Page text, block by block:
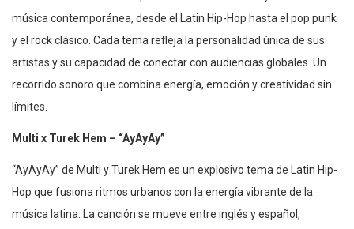
música contemporánea, desde el Latin Hip-Hop hasta el pop punk
y el rock clásico. Cada tema refleja la personalidad única de sus
artistas y su capacidad de conectar con audiencias globales. Un
recorrido sonoro que combina energía, emoción y creatividad sin
límites.
Multi x Turek Hem – “AyAyAy”
“AyAyAy” de Multi y Turek Hem es un explosivo tema de Latin Hip-
Hop que fusiona ritmos urbanos con la energía vibrante de la
música latina. La canción se mueve entre inglés y español,